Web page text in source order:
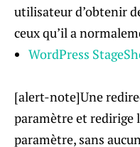
utilisateur d’obtenir
ceux qu’il a
WordPress
[alert-note]Une
paramètre et redirige
paramètre, sans